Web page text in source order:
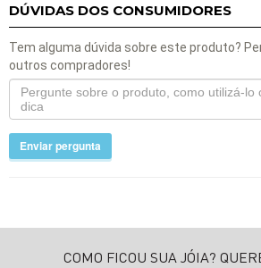
DÚVIDAS DOS CONSUMIDORES
Tem alguma dúvida sobre este produto?
outros compradores!
Enviar pergunta
COMO FICOU SUA JÓIA?